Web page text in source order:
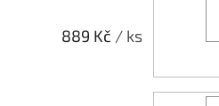
889 Kč / ks